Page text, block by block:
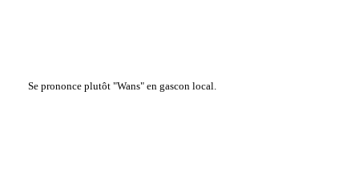
Se prononce plutôt "Wans" en gascon local.